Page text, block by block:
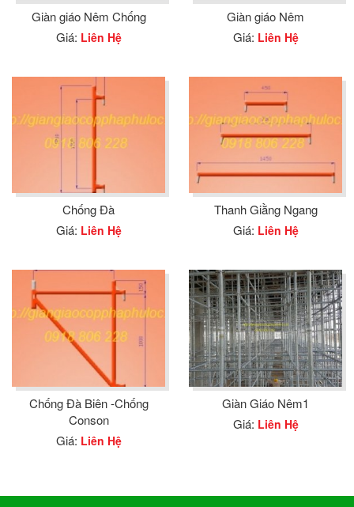
Giàn giáo Nêm Chống
Giá: Liên Hệ
Giàn giáo Nêm
Giá: Liên Hệ
Chống Đà
Giá: Liên Hệ
Thanh Giằng Ngang
Giá: Liên Hệ
Chống Đà Biên -Chống
Conson
Giá: Liên Hệ
Giàn Giáo Nêm1
Giá: Liên Hệ